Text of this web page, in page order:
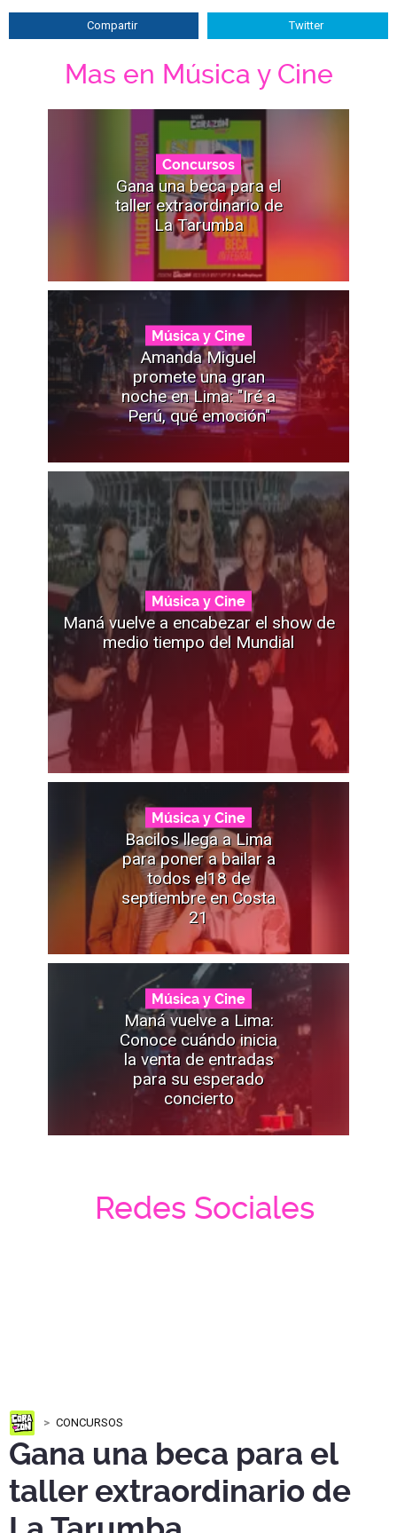
Compartir Twitter
Mas en Música y Cine
Concursos
Gana una beca para el
taller extraordinario de
La Tarumba
Música y Cine
Amanda Miguel
promete una gran
noche en Lima: "Iré a
Perú, qué emoción"
Música y Cine
Maná vuelve a encabezar el show de
medio tiempo del Mundial
Música y Cine
Bacilos llega a Lima
para poner a bailar a
todos el18 de
septiembre en Costa
21
Música y Cine
Maná vuelve a Lima:
Conoce cuándo inicia
la venta de entradas
para su esperado
concierto
Redes Sociales
CONCURSOS
Gana una beca para el
taller extraordinario de